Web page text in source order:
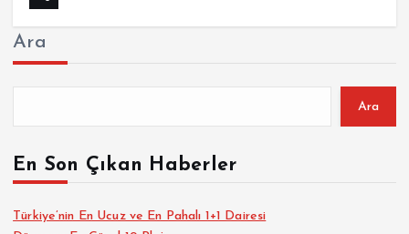
Ara
Ara
En Son Çıkan Haberler
Türkiye’nin En Ucuz ve En Pahalı 1+1 Dairesi